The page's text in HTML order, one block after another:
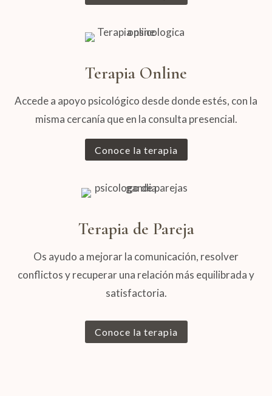
Terapia Online
Accede a apoyo psicológico desde donde estés, con la
misma cercanía que en la consulta presencial.
Conoce la terapia
Terapia de Pareja
Os ayudo a mejorar la comunicación, resolver
conflictos y recuperar una relación más equilibrada y
satisfactoria.
Conoce la terapia